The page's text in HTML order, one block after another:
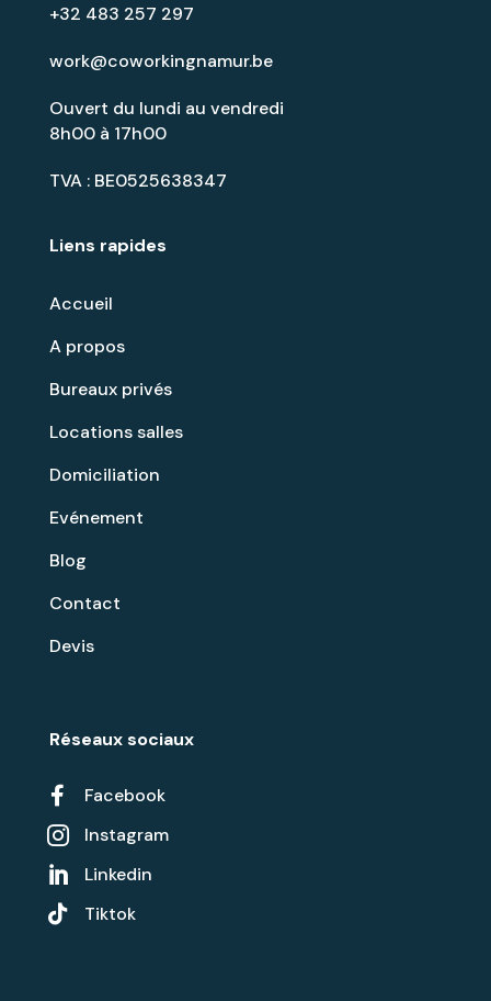
Réseaux sociaux
 Facebook
 Instagram

Linkedin

Tiktok
Liens rapides
Accueil
A propos
Bureaux privés
Locations salles
Domiciliation
Evénement
Blog
Contact
Devis
+32 483 257 297
work@coworkingnamur.be
Ouvert du lundi au vendredi
8h00 à 17h00
TVA : BE0525638347